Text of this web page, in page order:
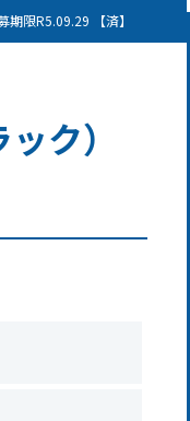
限R5.09.29 【済】
ク）